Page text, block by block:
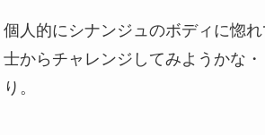
個人的にシナンジュのボディに惚
士からチャレンジしてみようかな
り。